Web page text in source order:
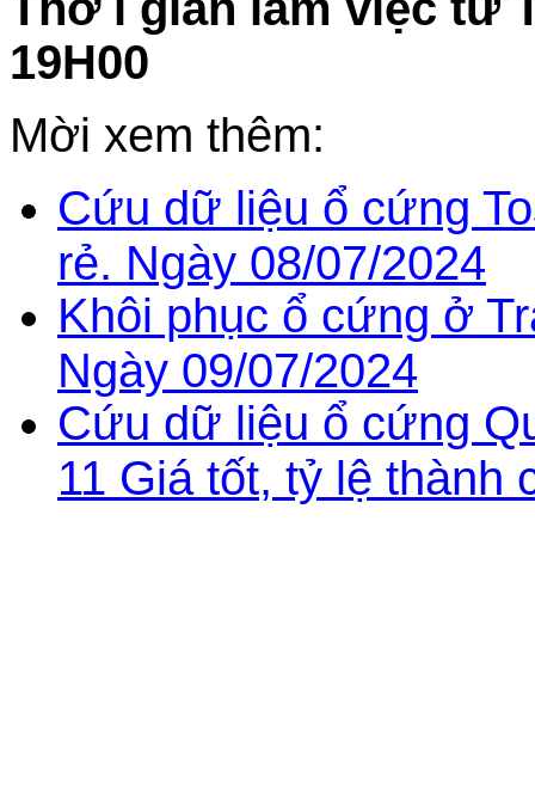
19H00
Mời xem thêm:
Cứu dữ liệu ổ cứng
rẻ. Ngày 08/07/2024
Khôi phục ổ cứng ở
Ngày 09/07/2024
Cứu dữ liệu ổ cứng
11 Giá tốt, tỷ lệ thành